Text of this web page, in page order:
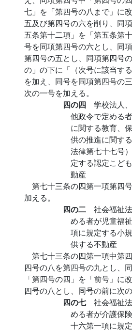
七」を「第四号の八まで」に
五及び第四号の六を削り、同
五条第十二項」を「第五条第
号を同項第四号の六とし、同
第四号の五とし、同項第四号
の」の下に「（次号に該当す
を加え、同号を同項第四号の
次の一号を加える。
四の四 学校法人
他政令で定める
に関する教育、
供の推進に関す
法律第七十七号
定する認定こど
動産
第七十三条の四第一項第四
加える。
四の二 社会福祉
める者が児童福
項に規定する小
供する不動産
第七十三条の四第一項中第
四号の八を第四号の九とし、
「第四号の四」を「前号」に
四号の八とし、同号の前に次
四の七 社会福祉
める者が介護保
十六第一項に規